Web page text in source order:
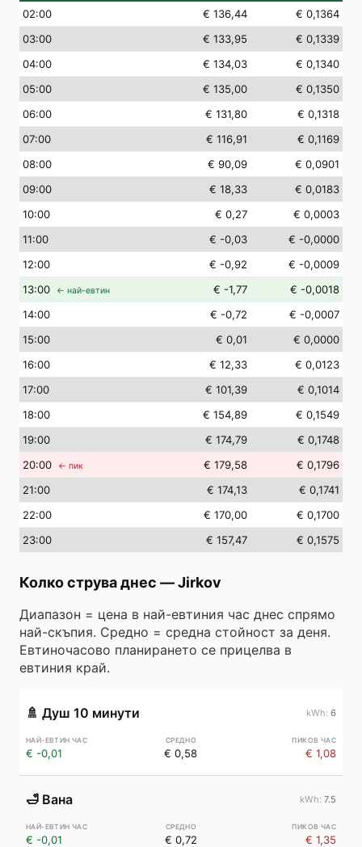
02:00 € 136,44
€ 0,1364
03:00 € 133,95
€ 0,1339
04:00 € 134,03
€ 0,1340
05:00 € 135,00
€ 0,1350
06:00 € 131,80
€ 0,1318
07:00 € 116,91
€ 0,1169
08:00 € 90,09
€ 0,0901
09:00 € 18,33
€ 0,0183
10:00 € 0,27
€ 0,0003
11:00 € -0,03
€ -0,0000
12:00 € -0,92
€ -0,0009
13:00 ← най-евтин € -1,77
€ -0,0018
14:00 € -0,72
€ -0,0007
15:00 € 0,01
€ 0,0000
16:00 € 12,33
€ 0,0123
17:00 € 101,39
€ 0,1014
18:00 € 154,89
€ 0,1549
19:00 € 174,79
€ 0,1748
20:00 ← пик € 179,58
€ 0,1796
21:00 € 174,13
€ 0,1741
22:00 € 170,00
€ 0,1700
23:00 € 157,47 € 0,1575
Колко струва днес —Jirkov
Диапазон = цена в най-евтиния час днес спрямо
най-скъпия. Средно = средна стойност за деня.
Евтиночасово планирането се прицелва в
евтиния край.
🚿 Душ 10 минути 6
€ -0,01 € 0,58 € 1,08
🛁 Вана 7.5
€ -0,01 € 0,72 € 1,35